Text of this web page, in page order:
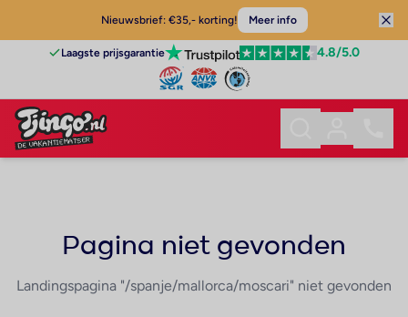
Nieuwsbrief: €35,- korting! Meer info
Laagste prijsgarantie 4.8/5.0
Pagina niet gevonden
Landingspagina "/spanje/mallorca/moscari" niet gevonden